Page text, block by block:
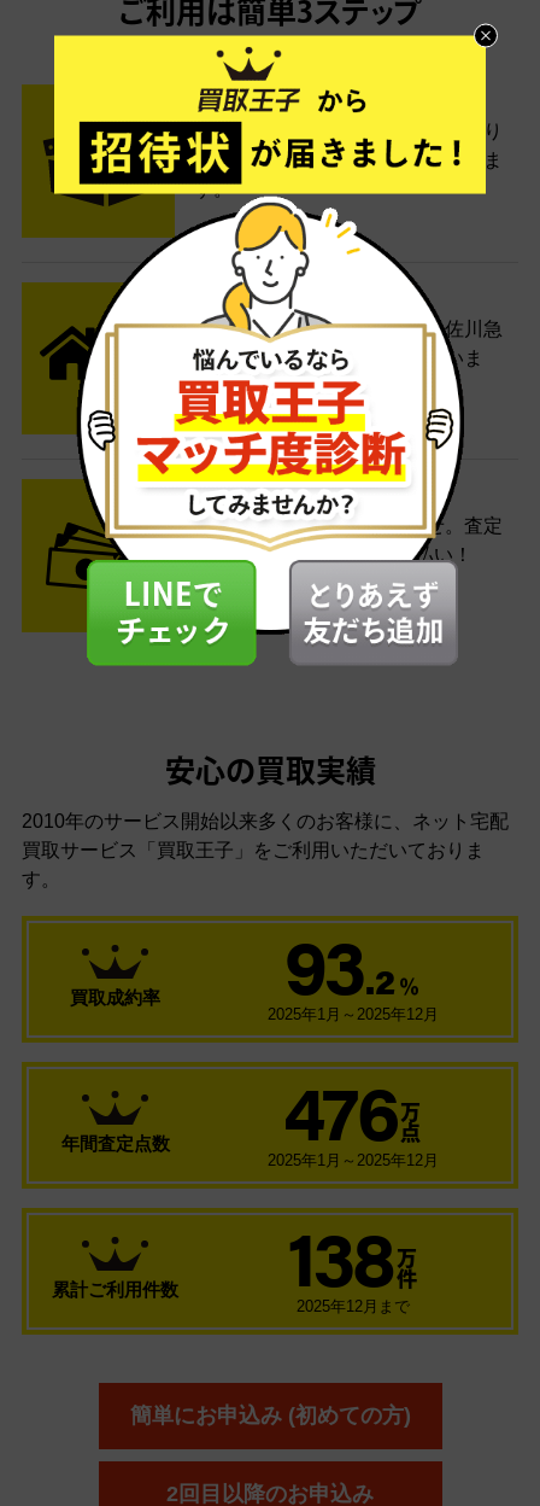
ご利用は簡単3ステップ
- FLOW -
STEP1 お申込み・梱包
ネットでお申込みしたら、箱に売り
たい商品をいろいろ詰めて梱包しま
す。
STEP2 発送
送料無料でご自宅から発送！佐川急
便がご自宅まで引き取りに伺いま
す。
STEP3 ご入金
査定結果はメールでお知らせ。査定
結果がOKなら金額をお支払い！
安心の買取実績
2010年のサービス開始以来多くのお客様に、 ネット宅配
買取サービス「買取王子」をご利用いただいておりま
す。
買取成約率 93.2 ％
2025年1月～2025年12月
年間査定点数 476 万
点
2025年1月～2025年12月
累計ご利用件数 138 万
件
2025年12月まで
簡単にお申込み (初めての方)
2回目以降のお申込み